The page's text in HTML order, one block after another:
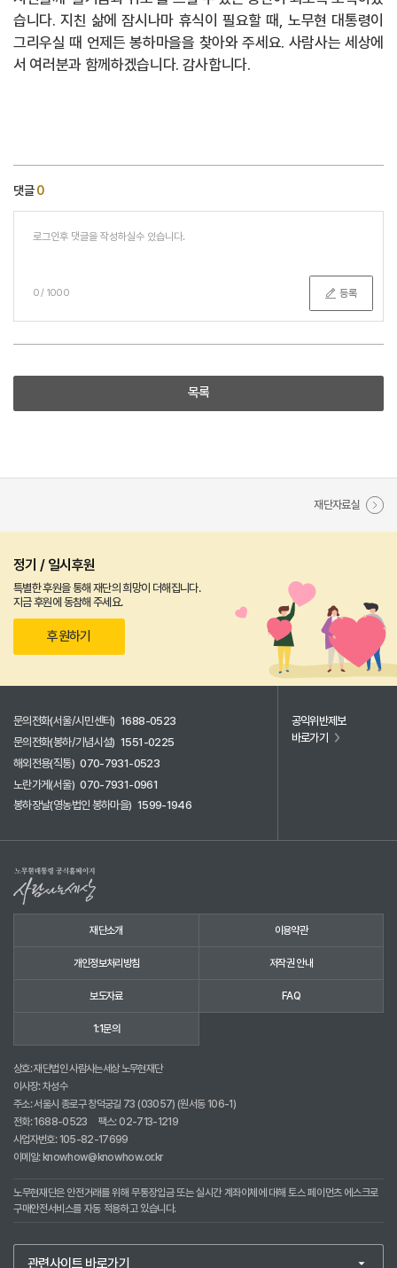
습니다. 지친 삶에 잠시나마 휴식이 필요할 때, 노무현 대통령이
그리우실 때 언제든 봉하마을을 찾아와 주세요. 사람사는 세상에
서 여러분과 함께하겠습니다. 감사합니다.
댓글0
0/ 1000 등록
목록
재단자료실
정기 / 일시후원
특별한 후원을 통해 재단의 희망이 더해집니다.
지금 후원에 동참해 주세요.
후원하기
문의전화(서울/시민센터) 1688-0523
문의전화(봉하/기념시설) 1551-0225
해외전용(직통) 070-7931-0523
노란가게(서울) 070-7931-0961
봉하장날(영농법인 봉하마을) 1599-1946
공익위반제보
바로가기
재단소개 이용약관
개인정보처리방침 저작권 안내
보도자료 FAQ
1:1문의
상호: 재단법인 사람사는세상 노무현재단
이사장: 차성수
주소: 서울시 종로구 창덕궁길 73 (03057) (원서동 106-1)
전화:1688-0523
팩스: 02-713-1219
사업자번호: 105-82-17699
이메일: knowhow@knowhow.or.kr
노무현재단은 안전거래를 위해 무통장입금 또는 실시간 계좌이체에 대해 토스 페이먼츠 에스크로
구매안전서비스를 자동 적용하고 있습니다.